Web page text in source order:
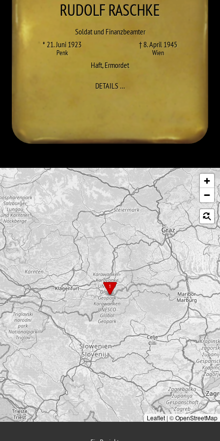
RUDOLFRASCHKE
Soldat und Finanzbeamter
* 21. Juni 1923
Penk
† 8. April 1945
Wien
Haft,Ermordet
DETAILS…ZU RUDOLF RASCHKE
Karte überspringen
1
Leaflet | ©OpenStreetMap